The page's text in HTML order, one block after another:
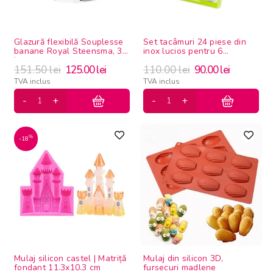
Glazură flexibilă Souplesse
banane Royal Steensma, 3
kg
151.50lei 125.00lei
TVA inclus
Set tacâmuri 24 piese din
inox lucios pentru 6
110.00lei 90.00lei
TVA inclus
-18%
Mulaj silicon castel | Matriță
fondant 11.3x10.3 cm
Mulaj din silicon 3D,
fursecuri madlene